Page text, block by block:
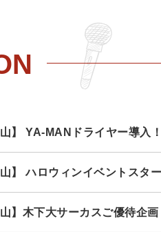
】 YA-MANドライヤー導入！
】 ハロウィンイベントスター
】木下大サーカスご優待企画